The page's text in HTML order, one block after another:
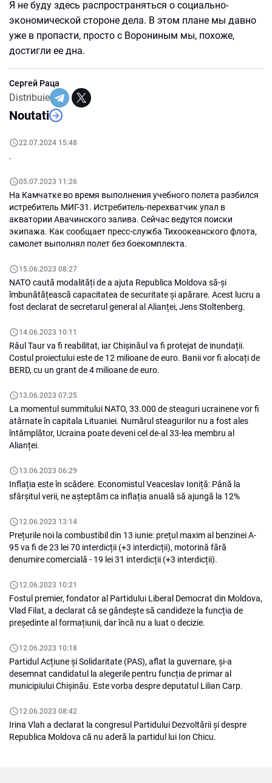
Noutati
22.07.2024 15:48
.
05.07.2023 11:26
На Камчатке во время выполнения учебного полета разбился
истребитель МИГ-31. Истребитель-перехватчик упал в
акватории Авачинского залива. Сейчас ведутся поиски
экипажа. Как сообщает пресс-служба Тихоокеанского флота,
самолет выполнял полет без боекомплекта.
15.06.2023 08:27
NATO caută modalități de a ajuta Republica Moldova să-și
îmbunătățească capacitatea de securitate și apărare. Acest lucru a
fost declarat de secretarul general al Alianței, Jens Stoltenberg.
14.06.2023 10:11
Râul Taur va fi reabilitat, iar Chișinăul va fi protejat de inundații.
Costul proiectului este de 12 milioane de euro. Banii vor fi alocați de
BERD, cu un grant de 4 milioane de euro.
13.06.2023 07:25
La momentul summitului NATO, 33.000 de steaguri ucrainene vor fi
atârnate în capitala Lituaniei. Numărul steagurilor nu a fost ales
întâmplător, Ucraina poate deveni cel de-al 33-lea membru al
Alianței.
13.06.2023 06:29
Inflația este în scădere. Economistul Veaceslav Ioniță: Până la
sfârșitul verii, ne așteptăm ca inflația anuală să ajungă la 12%
12.06.2023 13:14
Prețurile noi la combustibil din 13 iunie: prețul maxim al benzinei A-
95 va fi de 23 lei 70 interdicții (+3 interdicții), motorină fără
denumire comercială - 19 lei 31 interdicții (+3 interdicții).
12.06.2023 10:21
Fostul premier, fondator al Partidului Liberal Democrat din Moldova,
Vlad Filat, a declarat că se gândește să candideze la funcția de
președinte al formațiunii, dar încă nu a luat o decizie.
12.06.2023 10:18
Partidul Acțiune și Solidaritate (PAS), aflat la guvernare, și-a
desemnat candidatul la alegerile pentru funcția de primar al
municipiului Chișinău. Este vorba despre deputatul Lilian Carp.
12.06.2023 08:42
Irina Vlah a declarat la congresul Partidului Dezvoltării și despre
Republica Moldova că nu aderă la partidul lui Ion Chicu.
Я не буду здесь распространяться о социально-
экономической стороне дела. В этом плане мы давно
уже в пропасти, просто с Ворониным мы, похоже,
достигли ее дна.
Сергей Раца
Distribuie